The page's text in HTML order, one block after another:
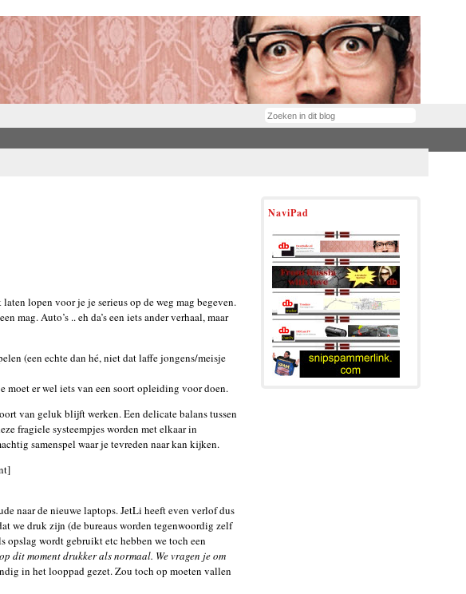
lopen voor je je serieus op de weg mag begeven.
Auto’s .. eh da’s een iets ander verhaal, maar
(een echte dan hé, niet dat laffe jongens/meisje
moet er wel iets van een soort opleiding voor doen.
van geluk blijft werken. Een delicate balans tussen
fragiele systeempjes worden met elkaar in
samenspel waar je tevreden naar kan kijken.
naar de nieuwe laptops. JetLi heeft even verlof dus
we druk zijn (de bureaus worden tegenwoordig zelf
opslag wordt gebruikt etc hebben we toch een
dit moment drukker als normaal. We vragen je om
in het looppad gezet. Zou toch op moeten vallen
NaviPad